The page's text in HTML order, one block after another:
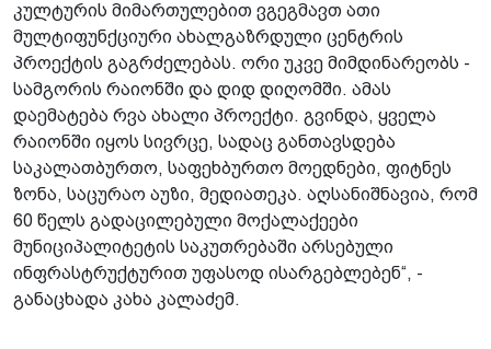
კულტურის მიმართულებით ვგეგმავთ ათი
მულტიფუნქციური ახალგაზრდული ცენტრის
პროექტის გაგრძელებას. ორი უკვე მიმდინარეობს -
სამგორის რაიონში და დიდ დიღომში. ამას
დაემატება რვა ახალი პროექტი. გვინდა, ყველა
რაიონში იყოს სივრცე, სადაც განთავსდება
საკალათბურთო, საფეხბურთო მოედნები, ფიტნეს
ზონა, საცურაო აუზი, მედიათეკა. აღსანიშნავია, რომ
60 წელს გადაცილებული მოქალაქეები
მუნიციპალიტეტის საკუთრებაში არსებული
ინფრასტრუქტურით უფასოდ ისარგებლებენ“, -
განაცხადა კახა კალაძემ.